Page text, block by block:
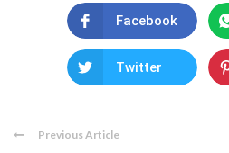
Facebook
Twitter
Previous Article